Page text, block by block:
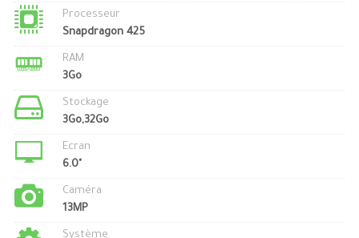
Processeur
Snapdragon 425
RAM
3Go
Stockage
3Go,32Go
Ecran
6.0"
Caméra
13MP
Système